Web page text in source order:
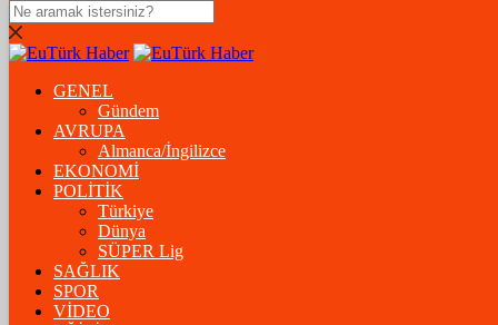
DOLAR
47,5574$% 0.18
EURO
54,8602€% 0.06
STERLİN
% 0.41
GRAM ALTIN
6.175,37%-1,31
ÇEYREK ALTIN
GENEL
Gündem
AVRUPA
Almanca/İngilizce
EKONOMİ
POLİTİK
Türkiye
Dünya
SÜPER Lig
SAĞLIK
SPOR
VİDEO